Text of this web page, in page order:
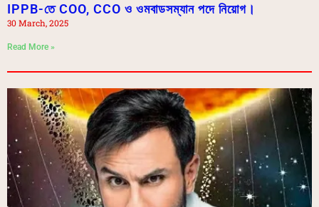
IPPB-তে COO, CCO ও ওমবাডসম্যান পদে নিয়োগ।
30 March, 2025
Read More »